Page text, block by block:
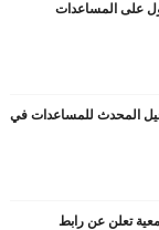
على المساعدات
المحدث للمساعدات في
تعلن عن رابط